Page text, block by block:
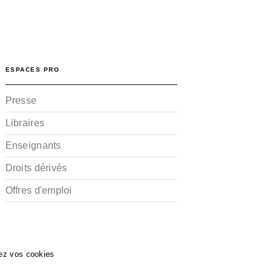
ESPACES PRO
Presse
Libraires
Enseignants
Droits dérivés
Offres d'emploi
vos cookies